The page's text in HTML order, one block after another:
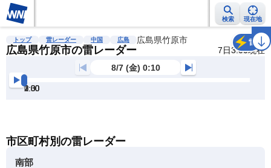
検索 現在地
雨雲レーダー 台風情報 地震情報 警報・注意報 2週間天気 ラ
トップ 雷レーダー 中国 広島 広島県竹原市
広島県竹原市の雷レーダー 7日3:00現在
雷
8/7 (金) 0:10
0:30
1:00
1:30
2:00
2:30
3:00
市区町村別の雷レーダー
南部